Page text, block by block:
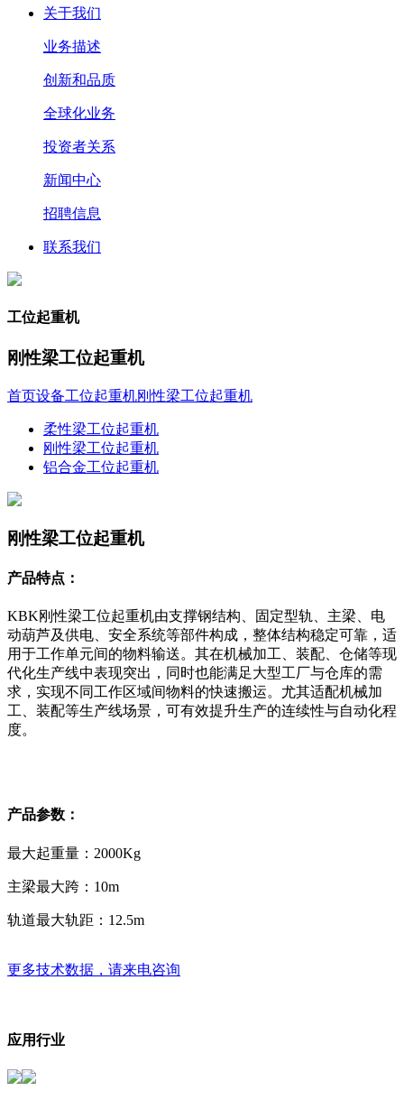
关于我们
业务描述
创新和品质
全球化业务
投资者关系
新闻中心
招聘信息
联系我们
工位起重机
刚性梁工位起重机
首页设备工位起重机刚性梁工位起重机
柔性梁工位起重机
刚性梁工位起重机
铝合金工位起重机
刚性梁工位起重机
产品特点：
KBK刚性梁工位起重机由支撑钢结构、固定型轨、主梁、电
动葫芦及供电、安全系统等部件构成，整体结构稳定可靠，适
用于工作单元间的物料输送。其在机械加工、装配、仓储等现
代化生产线中表现突出，同时也能满足大型工厂与仓库的需
求，实现不同工作区域间物料的快速搬运。尤其适配机械加
工、装配等生产线场景，可有效提升生产的连续性与自动化程
度。
产品参数：
最大起重量： 2000Kg
主梁最大跨： 10m
轨道最大轨距： 12.5m
更多技术数据，请来电咨询
应用行业